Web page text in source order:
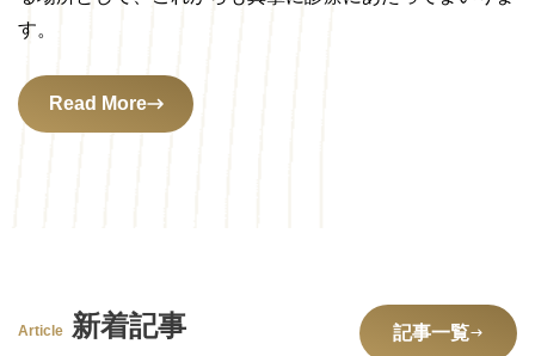
す。
Read More
記事一覧
Article 新着記事